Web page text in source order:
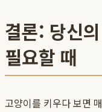
결론: 당신
필요할 때
고양이를 키우다 보면